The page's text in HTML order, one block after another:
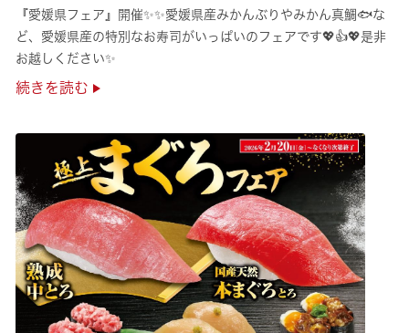
『愛媛県フェア』開催✨✨愛媛県産みかんぶりやみかん真鯛🐟な
ど、愛媛県産の特別なお寿司がいっぱいのフェアです💖👍💖是非
お越しください✨
続きを読む